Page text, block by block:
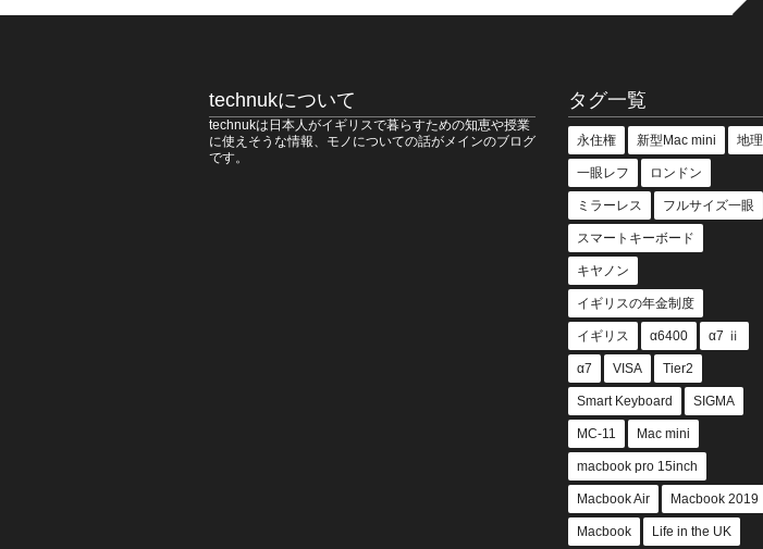
technukについて
technukは日本人がイギリスで暮らすための知恵や授業
に使えそうな情報、モノについての話がメインのブログ
です。
タグ一覧
永住権 新型Mac mini 地理
一眼レフ ロンドン
ミラーレス フルサイズ一眼
スマートキーボード
キヤノン
イギリスの年金制度
イギリス α6400 α7 ⅱ
α7 VISA Tier2
Smart Keyboard SIGMA
MC-11 Mac mini
macbook pro 15inch
Macbook Air Macbook 2019
Macbook Life in the UK